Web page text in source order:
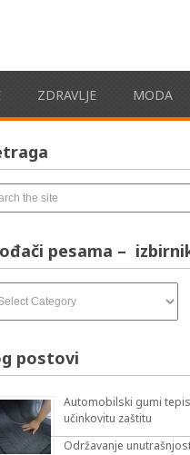
ZDRAVLJE MODA
pesama –
postovi
Automobilski gumi
učinkovitu zaštitu
Održavanje